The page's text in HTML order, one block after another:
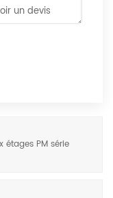
étages PM série